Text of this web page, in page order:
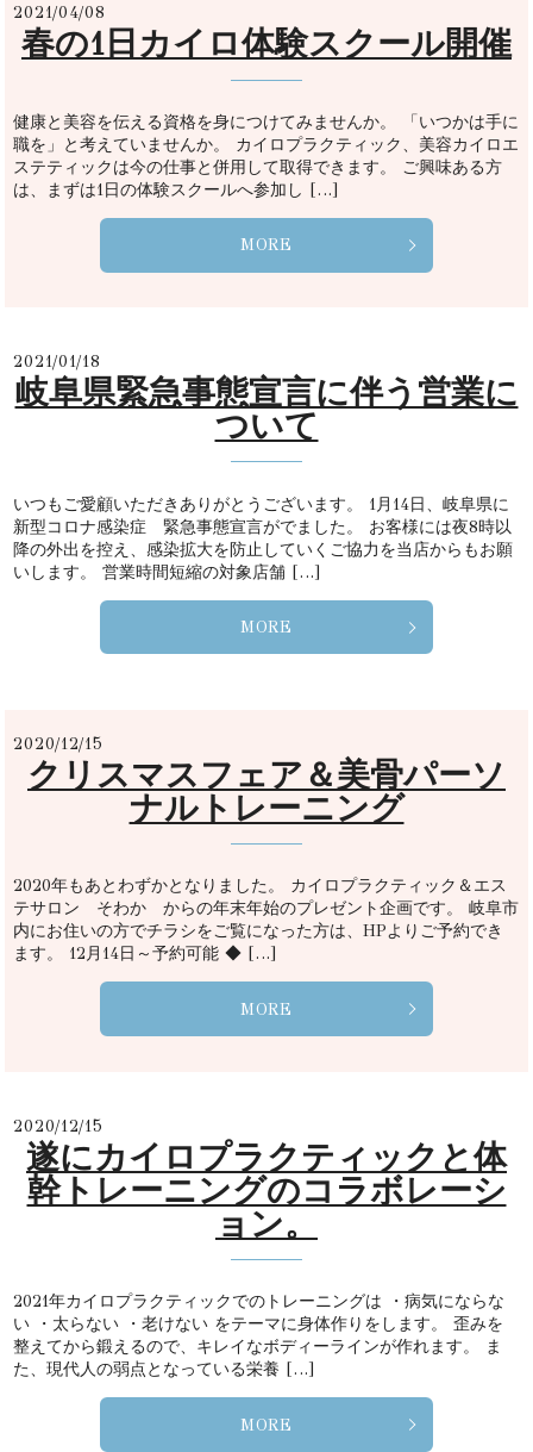
2021/04/08
春の1日カイロ体験スクール開催
健康と美容を伝える資格を身につけてみませんか。 「いつかは手に
職を」と考えていませんか。 カイロプラクティック、美容カイロエ
ステティックは今の仕事と併用して取得できます。 ご興味ある方
は、まずは1日の体験スクールへ参加し […]
MORE
2021/01/18
岐阜県緊急事態宣言に伴う営業に
ついて
いつもご愛顧いただきありがとうございます。 1月14日、岐阜県に
新型コロナ感染症 緊急事態宣言がでました。 お客様には夜8時以
降の外出を控え、感染拡大を防止していくご協力を当店からもお願
いします。 営業時間短縮の対象店舗 […]
MORE
2020/12/15
クリスマスフェア＆美骨パーソ
ナルトレーニング
2020年もあとわずかとなりました。 カイロプラクティック＆エス
テサロン そわか からの年末年始のプレゼント企画です。 岐阜市
内にお住いの方でチラシをご覧になった方は、HPよりご予約でき
ます。 12月14日～予約可能 ◆ […]
MORE
2020/12/15
遂にカイロプラクティックと体
幹トレーニングのコラボレーシ
ョン。
2021年カイロプラクティックでのトレーニングは ・病気にならな
い ・太らない ・老けない をテーマに身体作りをします。 歪みを
整えてから鍛えるので、キレイなボディーラインが作れます。 ま
た、現代人の弱点となっている栄養 […]
MORE